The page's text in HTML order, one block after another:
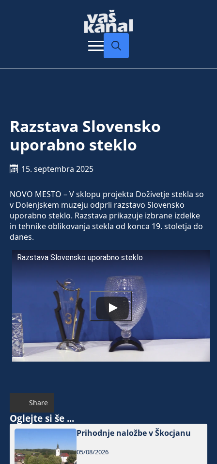
Razstava Slovensko
uporabno steklo
15. septembra 2025
NOVO MESTO – V sklopu projekta Doživetje stekla so
v Dolenjskem muzeju odprli razstavo Slovensko
uporabno steklo. Razstava prikazuje izbrane izdelke
in tehnike oblikovanja stekla od konca 19. stoletja do
danes.
Razstava Slovensko uporabno steklo
Share
Oglejte si še ...
Prihodnje naložbe v Škocjanu
05/08/2026